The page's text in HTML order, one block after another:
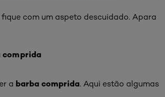
com um aspeto descuidado. Apara
comprida
a barba comprida. Aqui estão algumas